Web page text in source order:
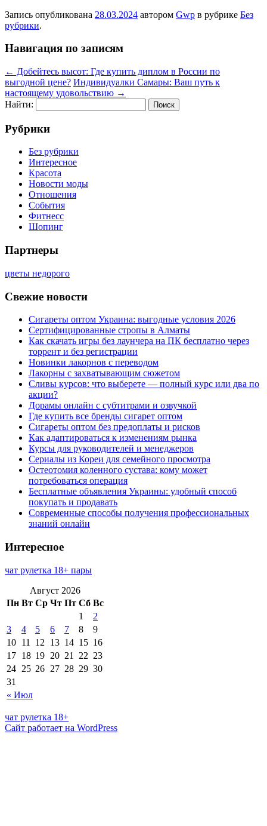
Запись опубликована 28.03.2024 автором Gwp в рубрике Без
рубрики.
Навигация по записям
← Добейтесь высот: Где купить диплом в России по
выгодной цене? Индивидуалки Самары: Ваш путь к
настоящему удовольствию →
Найти:
Рубрики
Без рубрики
Интересное
Красота
Новости моды
Отношения
События
Фитнесс
Шопинг
Партнеры
цветы недорого
Свежие новости
Сигареты оптом Украина: выгодные условия 2026
Сертифицированные стропы в Алматы
Как скачать игры без лаунчера на ПК бесплатно через
торрент и без регистрации
Новинки лакорнов с переводом
Лакорны с захватывающим сюжетом
Сливы курсов: что выберете — полный курс или два по
акции?
Дорамы онлайн с субтитрами и озвучкой
Где купить все бренды сигарет оптом
Сигареты оптом без предоплаты и рисков
Как адаптироваться к изменениям рынка
Курсы для руководителей и менеджеров
Сериалы из Кореи для семейного просмотра
Остеотомия коленного сустава: кому может
потребоваться операция
Бесплатные объявления Украины: удобный способ
покупать и продавать
Современные способы получения профессиональных
знаний онлайн
Интересное
чат рулетка 18+ пары
Август 2026
Пн Вт Ср Чт Пт Сб Вс
« Июл
1
2
3
4 5 6 7 8
9
10 11 12 13 14 15 16
17 18 19 20 21 22 23
24 25 26 27 28 29 30
31
чат рулетка 18+
Сайт работает на WordPress